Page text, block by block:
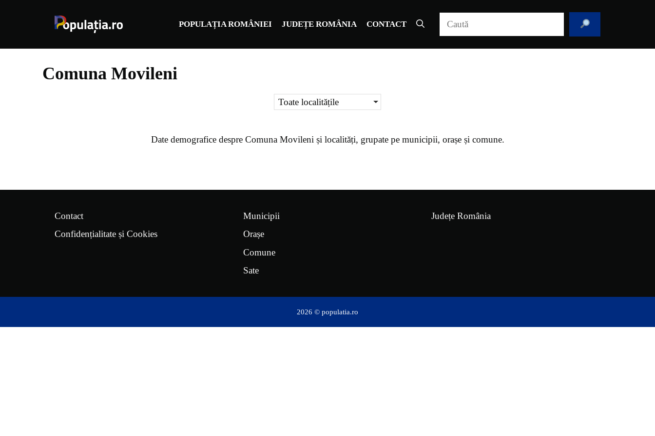
POPULAȚIA ROMÂNIEI JUDEȚE ROMÂNIA CONTACT
Comuna Movileni
Toate localitățile
Date demografice despre Comuna Movileni și localități, grupate pe municipii, orașe și comune.
Contact
Confidențialitate și Cookies
Municipii
Orașe
Comune
Sate
Județe România
2026 © populatia.ro